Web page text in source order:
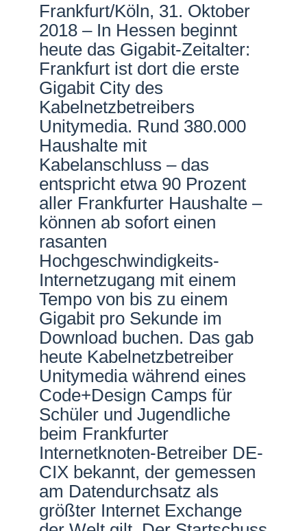
Frankfurt/Köln, 31. Oktober
2018 – In Hessen beginnt
heute das Gigabit-Zeitalter:
Frankfurt ist dort die erste
Gigabit City des
Kabelnetzbetreibers
Unitymedia. Rund 380.000
Haushalte mit
Kabelanschluss – das
entspricht etwa 90 Prozent
aller Frankfurter Haushalte –
können ab sofort einen
rasanten
Hochgeschwindigkeits-
Internetzugang mit einem
Tempo von bis zu einem
Gigabit pro Sekunde im
Download buchen. Das gab
heute Kabelnetzbetreiber
Unitymedia während eines
Code+Design Camps für
Schüler und Jugendliche
beim Frankfurter
Internetknoten-Betreiber DE-
CIX bekannt, der gemessen
am Datendurchsatz als
größter Internet Exchange